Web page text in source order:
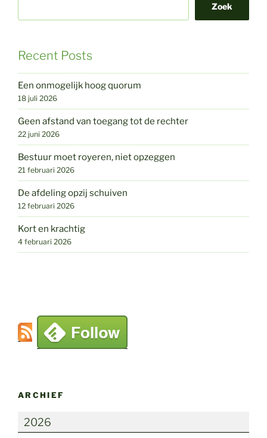
Zoek
Recent Posts
Een onmogelijk hoog quorum
18 juli 2026
Geen afstand van toegang tot de rechter
22 juni 2026
Bestuur moet royeren, niet opzeggen
21 februari 2026
De afdeling opzij schuiven
12 februari 2026
Kort en krachtig
4 februari 2026
ARCHIEF
2026